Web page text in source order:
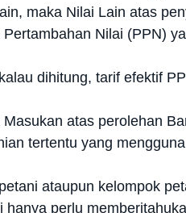
maka Nilai Lain atas
Pertambahan Nilai (PPN)
dihitung, tarif efektif
Masukan atas perolehan
tertentu yang
ataupun kelompok
hanya perlu